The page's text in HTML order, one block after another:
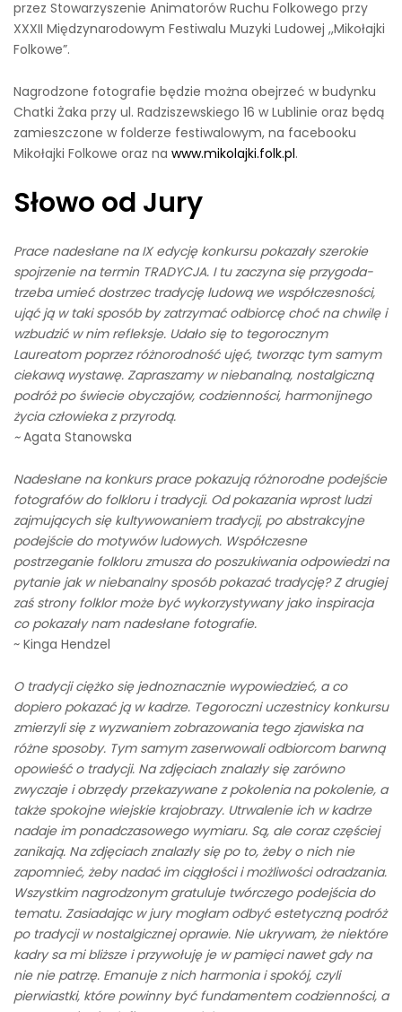
przez Stowarzyszenie Animatorów Ruchu Folkowego przy
XXXII Międzynarodowym Festiwalu Muzyki Ludowej ,,Mikołajki
Folkowe”.
Nagrodzone fotografie będzie można obejrzeć w budynku
Chatki Żaka przy ul. Radziszewskiego 16 w Lublinie oraz będą
zamieszczone w folderze festiwalowym, na facebooku
Mikołajki Folkowe oraz na www.mikolajki.folk.pl.
Słowo od Jury
Prace nadesłane na IX edycję konkursu pokazały szerokie
spojrzenie na termin TRADYCJA. I tu zaczyna się przygoda-
trzeba umieć dostrzec tradycję ludową we współczesności,
ująć ją w taki sposób by zatrzymać odbiorcę choć na chwilę i
wzbudzić w nim refleksje. Udało się to tegorocznym
Laureatom poprzez różnorodność ujęć, tworząc tym samym
ciekawą wystawę. Zapraszamy w niebanalną, nostalgiczną
podróż po świecie obyczajów, codzienności, harmonijnego
życia człowieka z przyrodą.
~Agata Stanowska
Nadesłane na konkurs prace pokazują różnorodne podejście
fotografów do folkloru i tradycji. Od pokazania wprost ludzi
zajmujących się kultywowaniem tradycji, po abstrakcyjne
podejście do motywów ludowych. Współczesne
postrzeganie folkloru zmusza do poszukiwania odpowiedzi na
pytanie jak w niebanalny sposób pokazać tradycję? Z drugiej
zaś strony folklor może być wykorzystywany jako inspiracja
co pokazały nam nadesłane fotografie.
~ Kinga Hendzel
O tradycji ciężko się jednoznacznie wypowiedzieć, a co
dopiero pokazać ją w kadrze. Tegoroczni uczestnicy konkursu
zmierzyli się z wyzwaniem zobrazowania tego zjawiska na
różne sposoby. Tym samym zaserwowali odbiorcom barwną
opowieść o tradycji. Na zdjęciach znalazły się zarówno
zwyczaje i obrzędy przekazywane z pokolenia na pokolenie, a
także spokojne wiejskie krajobrazy. Utrwalenie ich w kadrze
nadaje im ponadczasowego wymiaru. Są, ale coraz częściej
zanikają. Na zdjęciach znalazły się po to, żeby o nich nie
zapomnieć, żeby nadać im ciągłości i możliwości odradzania.
Wszystkim nagrodzonym gratuluje twórczego podejścia do
tematu. Zasiadając w jury mogłam odbyć estetyczną podróż
po tradycji w nostalgicznej oprawie. Nie ukrywam, że niektóre
kadry sa mi bliższe i przywołuję je w pamięci nawet gdy na
nie nie patrzę. Emanuje z nich harmonia i spokój, czyli
pierwiastki, które powinny być fundamentem codzienności, a